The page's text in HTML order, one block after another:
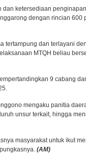
dan ketersediaan
dengan rincian 600
tertampung dan terlayani
MTQH beliau
9 cabang
mengaku panitia
unsur terkait, hingga
masyarakat untuk ikut
(AM)